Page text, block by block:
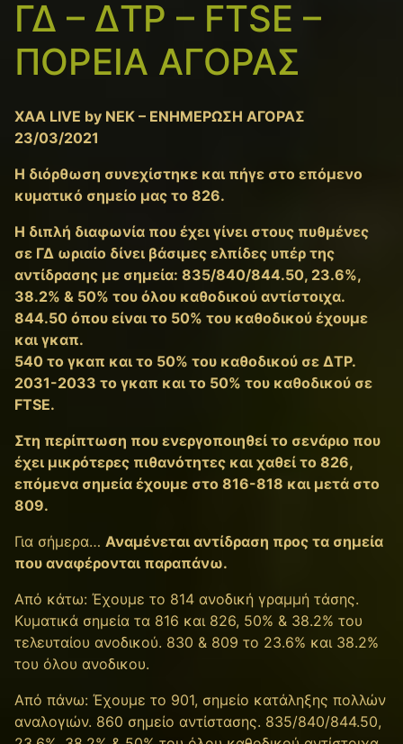
ΓΔ – ΔΤΡ – FTSE –
ΠΟΡΕΙΑ ΑΓΟΡΑΣ
XAA LIVE by NEK – ΕΝΗΜΕΡΩΣΗ ΑΓΟΡΑΣ
23/03/2021
Η διόρθωση συνεχίστηκε και πήγε στο επόμενο
κυματικό σημείο μας το 826.
Η διπλή διαφωνία που έχει γίνει στους πυθμένες
σε ΓΔ ωριαίο δίνει βάσιμες ελπίδες υπέρ της
αντίδρασης με σημεία: 835/840/844.50, 23.6%,
38.2% & 50% του όλου καθοδικού αντίστοιχα.
844.50 όπου είναι το 50% του καθοδικού έχουμε
και γκαπ.
540 το γκαπ και το 50% του καθοδικού σε ΔΤΡ.
2031-2033 το γκαπ και το 50% του καθοδικού σε
FTSE.
Στη περίπτωση που ενεργοποιηθεί το σενάριο που
έχει μικρότερες πιθανότητες και χαθεί το 826,
επόμενα σημεία έχουμε στο 816-818 και μετά στο
809.
Για σήμερα… Αναμένεται αντίδραση προς τα σημεία
που αναφέρονται παραπάνω.
Από κάτω: Έχουμε τo 814 ανοδική γραμμή τάσης.
Κυματικά σημεία τα 816 και 826, 50% & 38.2% του
τελευταίου ανοδικού. 830 & 809 το 23.6% και 38.2%
του όλου ανοδικου.
Από πάνω: Έχουμε το 901, σημείο κατάληξης πολλών
αναλογιών. 860 σημείο αντίστασης. 835/840/844.50,